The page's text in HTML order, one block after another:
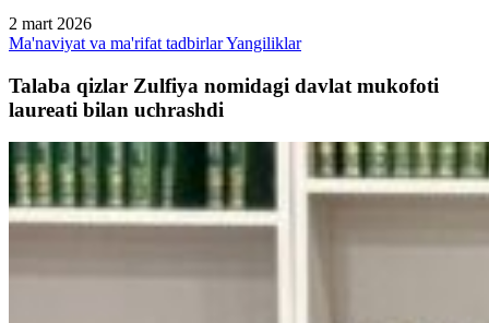
2 mart 2026
Ma'naviyat va ma'rifat tadbirlarYangiliklar
Talaba qizlar Zulfiya nomidagi davlat mukofoti
laureati bilan uchrashdi